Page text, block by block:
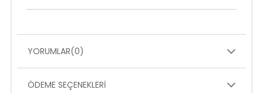
YORUMLAR(0)
ÖDEME SEÇENEKLERI